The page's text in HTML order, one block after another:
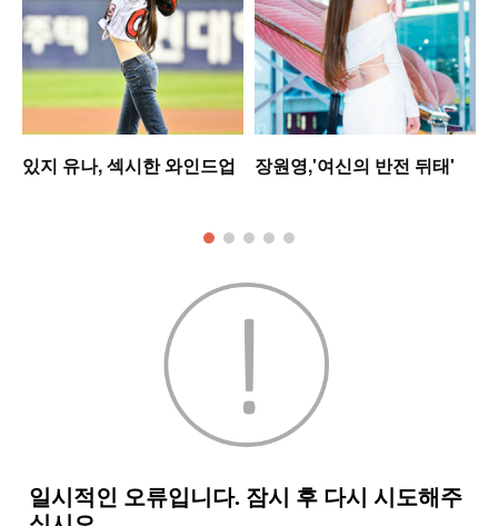
있지 유나, 섹시한 와인드업 장원영,'여신의 반전 뒤태'